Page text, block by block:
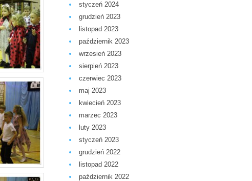
styczeń 2024
grudzień 2023
listopad 2023
październik 2023
wrzesień 2023
sierpień 2023
czerwiec 2023
maj 2023
kwiecień 2023
marzec 2023
luty 2023
styczeń 2023
grudzień 2022
listopad 2022
październik 2022